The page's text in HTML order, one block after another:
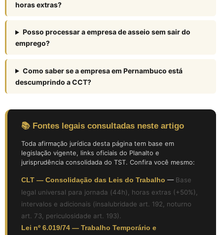
horas extras?
Posso processar a empresa de asseio sem sair do
emprego?
Como saber se a empresa em Pernambuco está
descumprindo a CCT?
📚 Fontes legais consultadas neste artigo
Toda afirmação jurídica desta página tem base em
legislação vigente, links oficiais do Planalto e
jurisprudência consolidada do TST. Confira você mesmo:
CLT — Consolidação das Leis do Trabalho — Base
legal universal para jornada (44h), horas extras (+50%),
intervalos e adicionais (insalubridade art. 192, noturno
art. 73, periculosidade art. 193).
Lei nº 6.019/74 — Trabalho Temporário e